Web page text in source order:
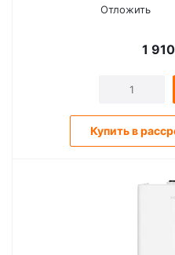
Отложить
1 910
Купить в